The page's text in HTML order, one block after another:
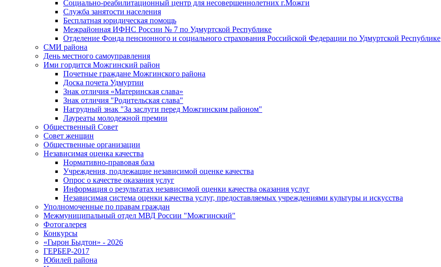
Социально-реабилитационный центр для несовершеннолетних г.Можги
Служба занятости населения
Бесплатная юридическая помощь
Межрайонная ИФНС России № 7 по Удмуртской Республике
Отделение Фонда пенсионного и социального страхования Российской Федерации по Удмуртской Республике
СМИ района
День местного самоуправления
Ими гордится Можгинский район
Почетные граждане Можгинского района
Доска почета Удмуртии
Знак отличия «Материнская слава»
Знак отличия "Родительская слава"
Нагрудный знак "За заслуги перед Можгинским районом"
Лауреаты молодежной премии
Общественный Совет
Совет женщин
Общественные организации
Независимая оценка качества
Нормативно-правовая база
Учреждения, подлежащие независимой оценке качества
Опрос о качестве оказания услуг
Информация о результатах независимой оценки качества оказания услуг
Независимая система оценки качества услуг, предоставляемых учреждениями культуры и искусства
Уполномоченные по правам граждан
Межмуниципальный отдел МВД России "Можгинский"
Фотогалерея
Конкурсы
«Гырон Быдтон» - 2026
ГЕРБЕР-2017
Юбилей района